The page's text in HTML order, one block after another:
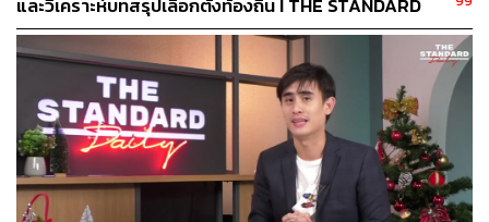
และวิเคราะห์บทสรุปเลือกตั้งท้องถิ่น I THE STANDARD
Daily 22 ธันวาคม 2563